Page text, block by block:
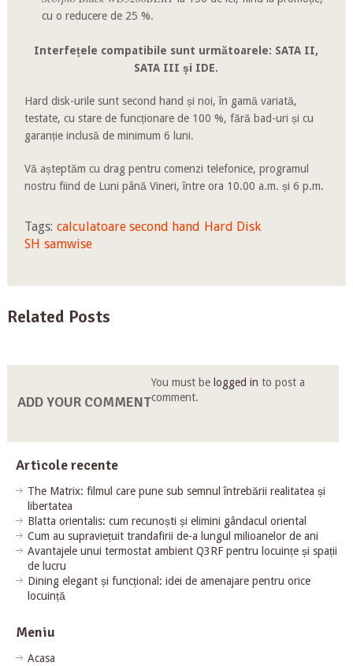
cu o reducere de 25 %.
Interfețele compatibile sunt următoarele: SATA II,
SATA III și IDE.
Hard disk-urile sunt second hand și noi, în gamă variată,
testate, cu stare de funcționare de 100 %, fără bad-uri și cu
garanție inclusă de minimum 6 luni.
Vă așteptăm cu drag pentru comenzi telefonice, programul
nostru fiind de Luni până Vineri, între ora 10.00 a.m. și 6 p.m.
Tags: calculatoare second hand Hard Disk
SH samwise
Related Posts
ADD YOUR COMMENT
You must be logged in to post a
comment.
Articole recente
The Matrix: filmul care pune sub semnul întrebării realitatea și
libertatea
Blatta orientalis: cum recunoști și elimini gândacul oriental
Cum au supraviețuit trandafirii de-a lungul milioanelor de ani
Avantajele unui termostat ambient Q3RF pentru locuințe și spații
de lucru
Dining elegant și funcțional: idei de amenajare pentru orice
locuință
Meniu
Acasa